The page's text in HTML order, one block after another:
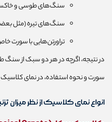
سنگ‌های طوسی و
سنگ‌های تیره (مثل
تراورتن‌هایی با سورت
در نتیجه، اگرچه در هر دو سبک از سنگ
سورت و نحوه استفاده، در نمای
انواع نمای کلاسیک از نظر میزان